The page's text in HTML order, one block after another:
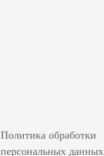
Политика обработки
персональных данных